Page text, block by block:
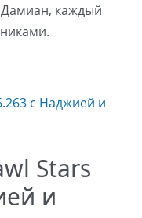
Дамиан, каждый
Stars
и